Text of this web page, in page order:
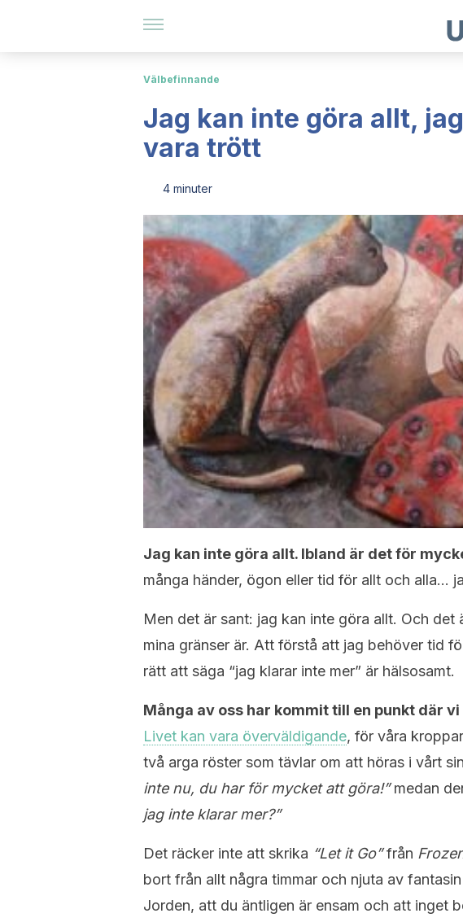
Välbefinnande
Jag kan inte göra allt,
vara trött
4 minuter
Jag kan inte göra allt. Ibland är det för
många händer, ögon eller tid för allt och alla…
Men det är sant: jag kan inte göra allt. Och det
mina gränser är. Att förstå att jag behöver tid
rätt att säga “jag klarar inte mer” är hälsosamt.
Många av oss har kommit till en punkt där
Livet kan vara överväldigande, för våra
två arga röster som tävlar om att höras i vårt
inte nu, du har för mycket att göra!”medan
jag inte klarar mer?”
Det räcker inte att skrika “Let it Go”från
bort från allt några timmar och njuta av
Jorden, att du äntligen är ensam och att inget